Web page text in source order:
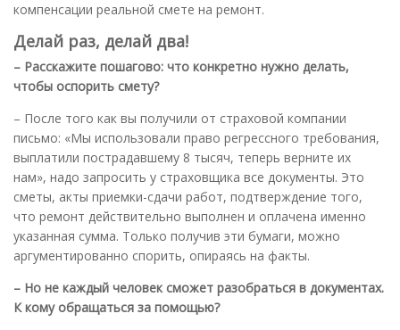
компенсации реальной смете на ремонт.
Делай раз, делай два!
– Расскажите пошагово: что конкретно нужно делать,
чтобы оспорить смету?
– После того как вы получили от страховой компании
письмо: «Мы использовали право регрессного требования,
выплатили пострадавшему 8 тысяч, теперь верните их
нам», надо запросить у страховщика все документы. Это
сметы, акты приемки-сдачи работ, подтверждение того,
что ремонт действительно выполнен и оплачена именно
указанная сумма. Только получив эти бумаги, можно
аргументированно спорить, опираясь на факты.
– Но не каждый человек сможет разобраться в документах.
К кому обращаться за помощью?